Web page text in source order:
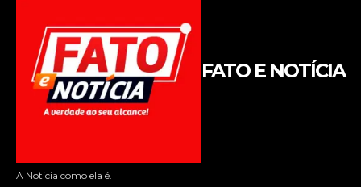
FATO E NOTÍCIA
A Noticia como ela é.